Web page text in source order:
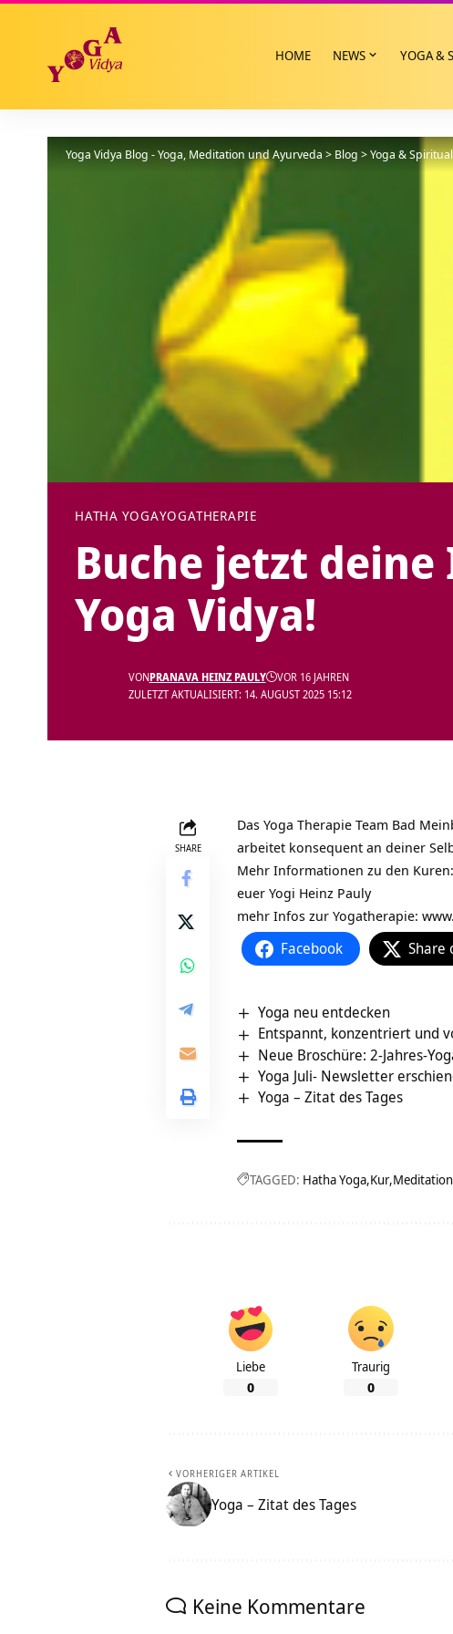
HOME NEWS YOGA &
Yoga Vidya Blog - Yoga, Meditation und Ayurveda > Blog >Yoga &
HATHA YOGAYOGATHERAPIE
Buche jetzt
Yoga Vidya!
ZULETZT AKTUALISIERT: 14. AUGUST 2025 15:12
VONPRANAVA HEINZ PAULY VOR 16 JAHREN
SHARE
Das Yoga Therapie Team Bad
arbeitet konsequent an deiner
Mehr Informationen zu den
euer Yogi Heinz Pauly
mehr Infos zur Yogatherapie:
Facebook Share
Yoga neu entdecken
Entspannt, konzentriert und
Neue Broschüre: 2-Jahres-
Yoga Juli- Newsletter
Yoga – Zitat des Tages
TAGGED: Hatha Yoga Kur Meditation
Liebe
0
Traurig
0
VORHERIGER ARTIKEL
Yoga – Zitat des Tages
Keine Kommentare